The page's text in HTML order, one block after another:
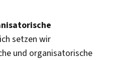
setzen wir
und organisatorische